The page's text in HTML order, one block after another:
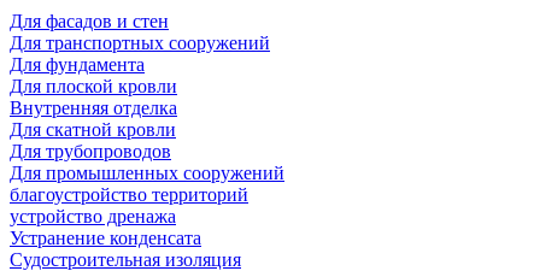
Для фасадов и стен
Для транспортных сооружений
Для фундамента
Для плоской кровли
Внутренняя отделка
Для скатной кровли
Для трубопроводов
Для промышленных сооружений
благоустройство территорий
устройство дренажа
Устранение конденсата
Судостроительная изоляция